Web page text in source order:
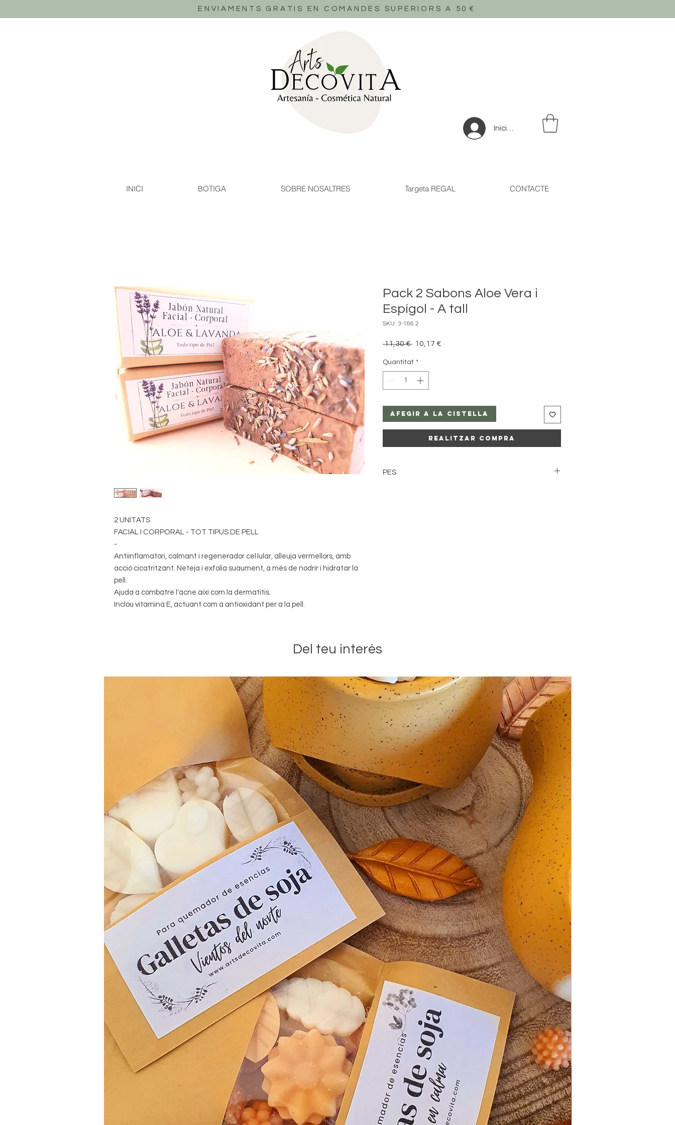
ENVIAMENTS GRATIS EN COMANDES SUPERIORS A 50 €
Inicia la sessió
INICI BOTIGA SOBRE NOSALTRES Targeta REGAL CONTACTE
2 UNITATS
FACIAL I CORPORAL - TOT TIPUS DE PELL
-
Antiinflamatori, calmant i regenerador cel·lular, alleuja vermellors, amb
acció cicatritzant. Neteja i exfolia suaument, a més de nodrir i hidratar la
pell.
Ajuda a combatre l'acne així com la dermatitis.
Inclou vitamina E, actuant com a antioxidant per a la pell.
Pack 2 Sabons Aloe Vera i
Espígol - A tall
SKU: 3-166.2
11,30 € Preu
10,17 €
Quantitat *
Afegir a la Cistella
Realitzar Compra
PES
Del teu interés